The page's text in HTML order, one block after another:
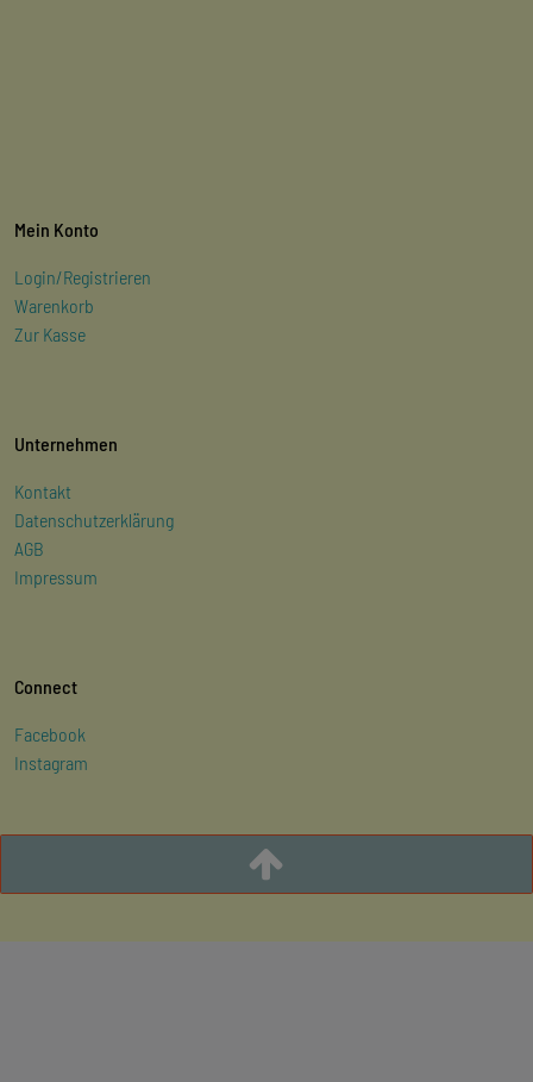
Mein Konto
Login/Registrieren
Warenkorb
Zur Kasse
Unternehmen
Kontakt
Datenschutzerklärung
AGB
Impressum
Connect
Facebook
Instagram